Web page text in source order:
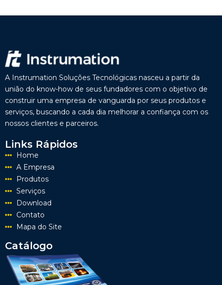
A Instrumation Soluções Tecnológicas nasceu a partir da
união do know-how de seus fundadores com o objetivo de
construir uma empresa de vanguarda por seus produtos e
serviços, buscando a cada dia melhorar a confiança com os
nossos clientes e parceiros.
Links Rápidos
Home
A Empresa
Produtos
Serviços
Download
Contato
Mapa do Site
Catálogo